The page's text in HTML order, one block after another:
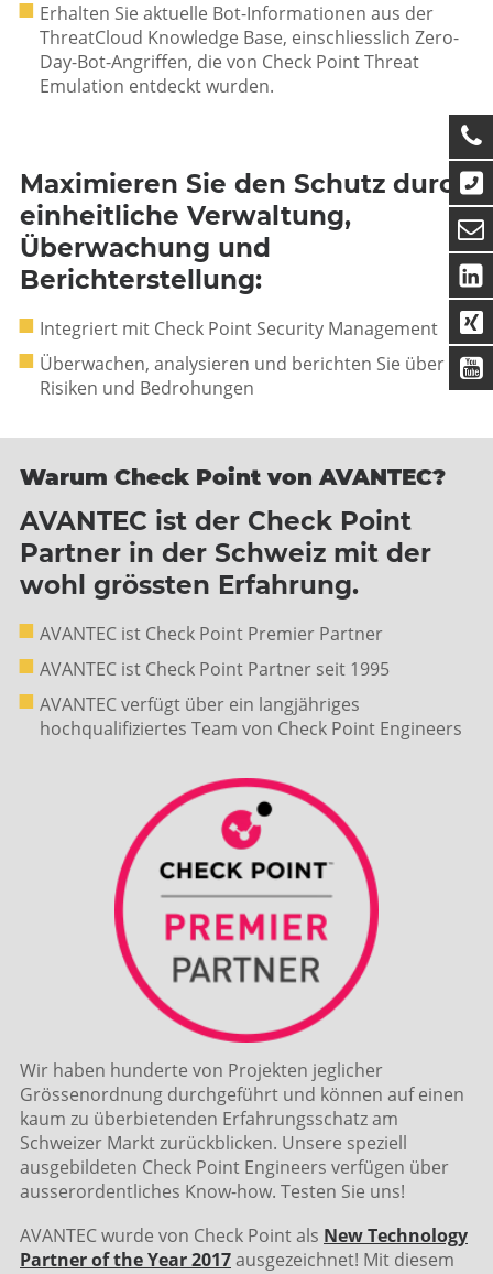
Erhalten Sie aktuelle Bot-Informationen aus der
ThreatCloud Knowledge Base, einschliesslich Zero-
Day-Bot-Angriffen, die von Check Point Threat
Emulation entdeckt wurden.
Maximieren Sie den Schutz durch
einheitliche Verwaltung,
Überwachung und
Berichterstellung:
Integriert mit Check Point Security Management
Überwachen, analysieren und berichten Sie über
Risiken und Bedrohungen
Warum Check Point von AVANTEC?
AVANTEC ist der Check Point
Partner in der Schweiz mit der
wohl grössten Erfahrung.
AVANTEC ist Check Point Premier Partner
AVANTEC ist Check Point Partner seit 1995
AVANTEC verfügt über ein langjähriges
hochqualifiziertes Team von Check Point Engineers
Wir haben hunderte von Projekten jeglicher
Grössenordnung durchgeführt und können auf einen
kaum zu überbietenden Erfahrungsschatz am
Schweizer Markt zurückblicken. Unsere speziell
ausgebildeten Check Point Engineers verfügen über
ausserordentliches Know-how. Testen Sie uns!
AVANTEC wurde von Check Point als New Technology
Partner of the Year2017ausgezeichnet! Mit diesem